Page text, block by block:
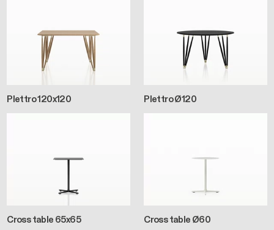
Plettro 120x120 Plettro Ø120
Cross table 65x65 Cross table Ø60